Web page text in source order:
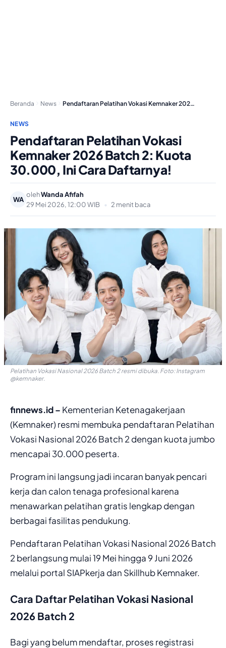
Beranda News Pendaftaran Pelatihan Vokasi Kemnaker 2026 Batch 2: Kuota…
NEWS
Pendaftaran Pelatihan Vokasi
Kemnaker 2026 Batch 2: Kuota
30.000, Ini Cara Daftarnya!
WA
olehWanda Afifah
29 Mei 2026, 12:00 WIB
• 2 menit baca
Pelatihan Vokasi Nasional 2026 Batch 2 resmi dibuka. Foto: Instagram
@kemnaker.
finnews.id – Kementerian Ketenagakerjaan
(Kemnaker) resmi membuka pendaftaran Pelatihan
Vokasi Nasional 2026 Batch 2 dengan kuota jumbo
mencapai 30.000 peserta.
Program ini langsung jadi incaran banyak pencari
kerja dan calon tenaga profesional karena
menawarkan pelatihan gratis lengkap dengan
berbagai fasilitas pendukung.
Pendaftaran Pelatihan Vokasi Nasional 2026 Batch
2 berlangsung mulai 19 Mei hingga 9 Juni 2026
melalui portal SIAPkerja dan Skillhub Kemnaker.
Cara Daftar Pelatihan Vokasi Nasional
2026 Batch 2
Bagi yang belum mendaftar, proses registrasi